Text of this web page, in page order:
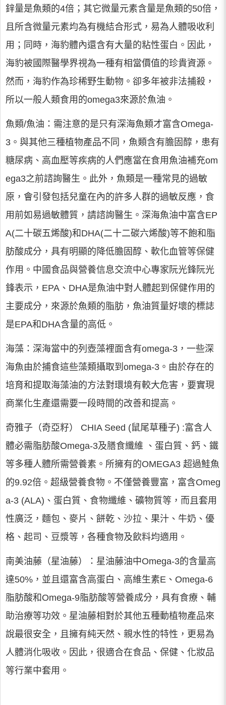
鋅量是魚類的4倍；其它微量元素含量是魚類的50倍，
且所含微量元素均為有機結合形式，易為人體吸收利
用；同時，海豹體內還含有大量的粘性蛋白。因此，
海豹被國際醫學界視為一種有相當價值的珍貴資源。
然而，海豹作為珍稀野生動物。卻多年被非法捕殺，
所以一般人類食用的omega3來源於魚油。
魚類/魚油：需注意的是只有深海魚類才富含Omega-
3。與其他三種植物產品不同，魚類含有膽固醇，患有
糖尿病、高血壓等疾病的人們應當在食用魚油補充om
ega3之前諮詢醫生。此外，魚類是一種常見的過敏
原，會引發包括兒童在內的許多人群的過敏反應，食
用前如易過敏體質，請諮詢醫生。深海魚油中富含EP
A(二十碳五烯酸)和DHA(二十二碳六烯酸)等不飽和脂
肪酸成分，具有明顯的降低膽固醇、軟化血管等保健
作用。中國食品與營養信息交流中心專家阮光鋒阮光
鋒表示，EPA、DHA是魚油中對人體起到保健作用的
主要成分，來源於魚類的脂肪，魚油質量好壞的標誌
是EPA和DHA含量的高低。
海藻：深海當中的列壺藻裡面含有omega-3，一些深
海魚由於捕食這些藻類攝取到omega-3。由於存在的
培育和提取海藻油的方法對環境有較大危害，要實現
商業化生產還需要一段時間的改善和提高。
奇雅子（奇亞籽） CHIA Seed (鼠尾草種子) :富含人
體必需脂肪酸Omega-3及膳食纖維 、蛋白質、鈣、鐵
等多種人體所需營養素。所擁有的OMEGA3 超過鮭魚
的9.92倍。超級營養食物。不僅營養豐富，富含Omeg
a-3 (ALA)、蛋白質、食物纖維、礦物質等，而且套用
性廣泛，麵包、麥片、餅乾、沙拉、果汁、牛奶、優
格、起司、豆漿等，各種食物及飲料均適用。
南美油藤（星油藤）：星油藤油中Omega-3的含量高
達50%，並且還富含高蛋白、高維生素E、Omega-6
脂肪酸和Omega-9脂肪酸等營養成分，具有食療、輔
助治療等功效。星油藤相對於其他五種動植物產品來
說最很安全，且擁有純天然、親水性的特性，更易為
人體消化吸收。因此，很適合在食品、保健、化妝品
等行業中套用。